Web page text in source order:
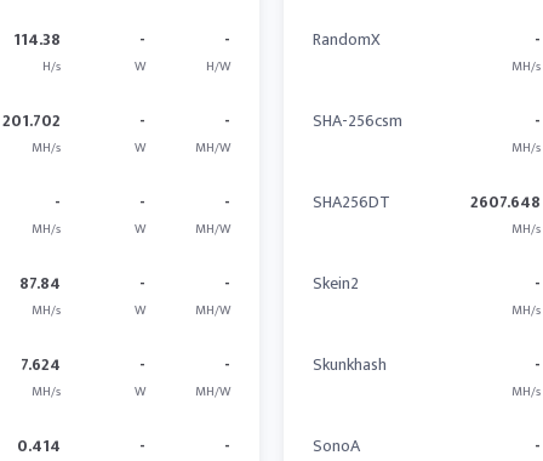
114.38
H/s
-
W
-
H/W
201.702
MH/s
-
W
-
MH/W
-
MH/s
-
W
-
MH/W
87.84
MH/s
-
W
-
MH/W
7.624
MH/s
-
W
-
MH/W
0.414 - -
RandomX -
MH/s
SHA-256csm -
MH/s
SHA256DT 2607.648
MH/s
Skein2 -
MH/s
Skunkhash -
MH/s
SonoA -